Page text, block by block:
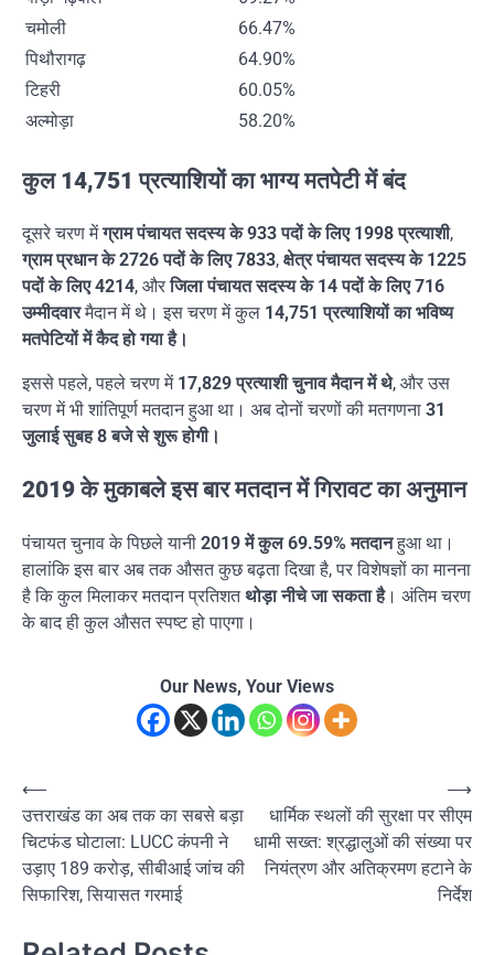
चमोली
66.47%
पिथौरागढ़
64.90%
टिहरी
60.05%
अल्मोड़ा
58.20%
कुल 14,751 प्रत्याशियों का भाग्य मतपेटी में बंद
दूसरे चरण मेंग्राम पंचायत सदस्य के 933 पदों के लिए 1998 प्रत्याशी,
ग्राम प्रधान के 2726 पदों के लिए 7833, क्षेत्र पंचायत सदस्य के 1225
पदों के लिए 4214, औरजिला पंचायत सदस्य के 14 पदों के लिए 716
उम्मीदवारमैदान में थे। इस चरण में कुल 14,751 प्रत्याशियों का भविष्य
मतपेटियों में कैद हो गया है।
इससे पहले, पहले चरण में 17,829 प्रत्याशी चुनाव मैदान में थे, और उस
चरण में भी शांतिपूर्ण मतदान हुआ था। अब दोनों चरणों की मतगणना 31
जुलाई सुबह 8 बजे से शुरू होगी।
2019 के मुकाबले इस बार मतदान में गिरावट का अनुमान
पंचायत चुनाव के पिछले यानी 2019 में कुल 69.59% मतदानहुआ था।
हालांकि इस बार अब तक औसत कुछ बढ़ता दिखा है, पर विशेषज्ञों का मानना
है कि कुल मिलाकर मतदान प्रतिशतथोड़ा नीचे जा सकता है। अंतिम चरण
के बाद ही कुल औसत स्पष्ट हो पाएगा।
Our News, Your Views
Post
navigation
⟵
उत्तराखंड का अब तक का सबसे बड़ा
चिटफंड घोटाला: LUCC कंपनी ने
उड़ाए 189 करोड़, सीबीआई जांच की
सिफारिश, सियासत गरमाई
धार्मिक स्थलों की सुरक्षा पर सीएम
धामी सख्त: श्रद्धालुओं की संख्या पर
नियंत्रण और अतिक्रमण हटाने के
निर्देश
⟶